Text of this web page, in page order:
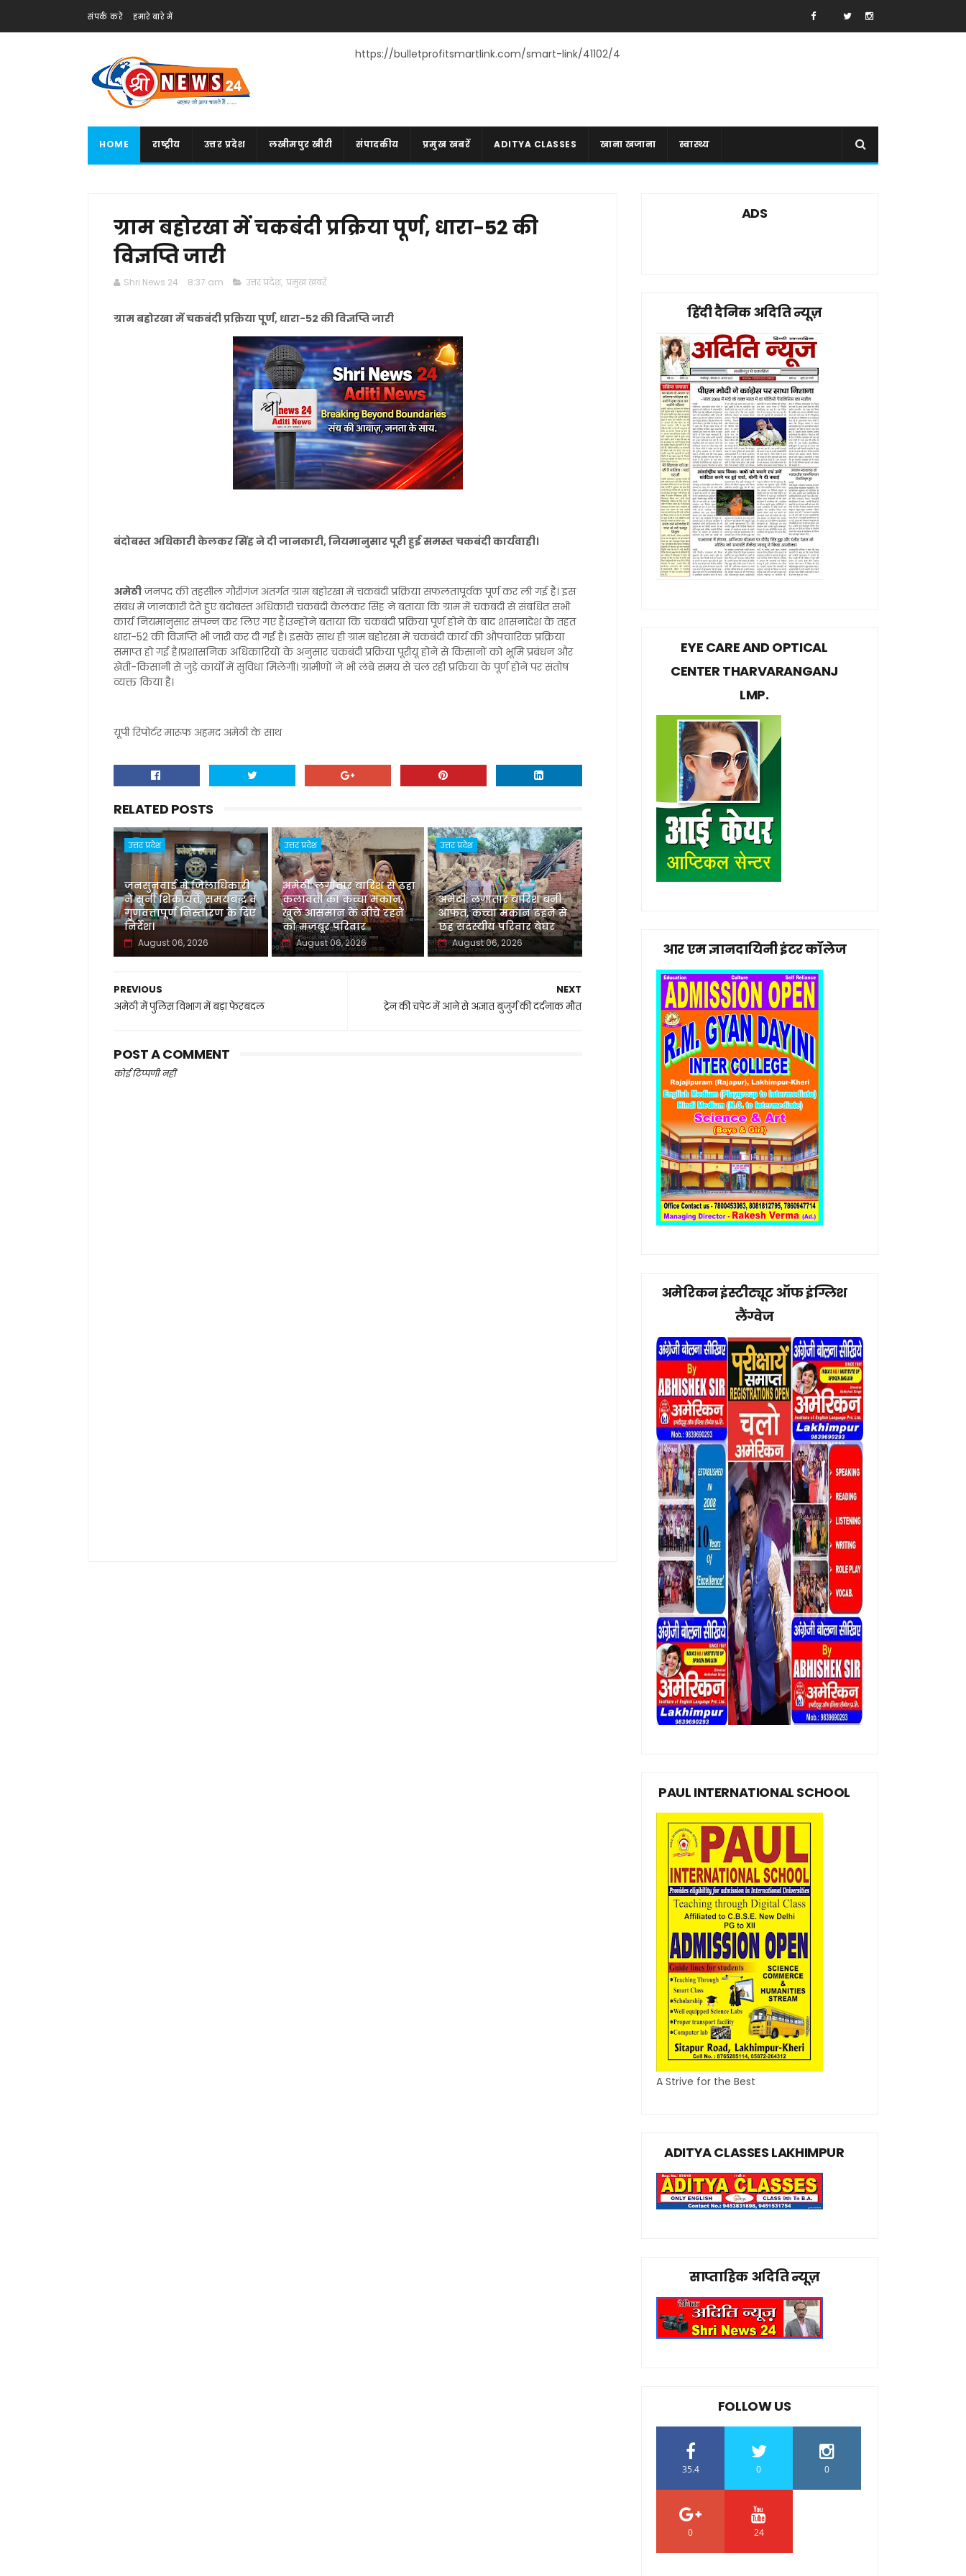
संपर्क करें हमारे बारे में
https://bulletprofitsmartlink.com/smart-link/41102/4
HOME राष्ट्रीय उत्तर प्रदेश लखीमपुर खीरी संपादकीय प्रमुख खबरें ADITYA CLASSES खाना खजाना स्वास्थ्य
ग्राम बहोरखा में चकबंदी प्रक्रिया पूर्ण, धारा-52 की
विज्ञप्ति जारी
Shri News 24 8:37 am उत्तर प्रदेश, प्रमुख खबरें
ग्राम बहोरखा में चकबंदी प्रक्रिया पूर्ण, धारा-52 की विज्ञप्ति जारी
बंदोबस्त अधिकारी केलकर सिंह ने दी जानकारी, नियमानुसार पूरी हुई समस्त चकबंदी कार्यवाही।
अमेठीजनपद की तहसील गौरीगंज अंतर्गत ग्राम बहोरखा में चकबंदी प्रक्रिया सफलतापूर्वक पूर्ण कर ली गई है। इस
संबंध में जानकारी देते हुए बंदोबस्त अधिकारी चकबंदी केलकर सिंह ने बताया कि ग्राम में चकबंदी से संबंधित सभी
कार्य नियमानुसार संपन्न कर लिए गए हैं।उन्होंने बताया कि चकबंदी प्रक्रिया पूर्ण होने के बाद शासनादेश के तहत
धारा-52 की विज्ञप्ति भी जारी कर दी गई है। इसके साथ ही ग्राम बहोरखा में चकबंदी कार्य की औपचारिक प्रक्रिया
समाप्त हो गई है।प्रशासनिक अधिकारियों के अनुसार चकबंदी प्रक्रिया पूरीयू होने से किसानों को भूमि प्रबंधन और
खेती-किसानी से जुड़े कार्यों में सुविधा मिलेगी। ग्रामीणों ने भी लंबे समय से चल रही प्रक्रिया के पूर्ण होने पर संतोष
व्यक्त किया है।
यूपी रिपोर्टर मारूफ अहमद अमेठी के साथ
RELATED POSTS
उत्तर प्रदेश
जनसुनवाई में जिलाधिकारी
ने सुनीं शिकायतें, समयबद्ध व
गुणवत्तापूर्ण निस्तारण के दिए
निर्देश।
August 06, 2026
उत्तर प्रदेश
अमेठी: लगातार बारिश से ढहा
कलावती का कच्चा मकान,
खुले आसमान के नीचे रहने
को मजबूर परिवार
August 06, 2026
उत्तर प्रदेश
अमेठी: लगातार बारिश बनी
आफत, कच्चा मकान ढहने से
छह सदस्यीय परिवार बेघर
August 06, 2026
NEXT
ट्रेन की चपेट में आने से अज्ञात बुजुर्ग की दर्दनाक मौत
PREVIOUS
अमेठी में पुलिस विभाग में बड़ा फेरबदल
POST A COMMENT
कोई टिप्पणी नहीं
ADS
हिंदी दैनिक अदिति न्यूज़
EYE CARE AND OPTICAL
CENTER THARVARANGANJ
LMP.
आर एम ज्ञानदायिनी इंटर कॉलेज
अमेरिकन इंस्टीट्यूट ऑफ इंग्लिश
लैंग्वेज
PAUL INTERNATIONAL SCHOOL
A Strive for the Best
ADITYA CLASSES LAKHIMPUR
साप्ताहिक अदिति न्यूज़
FOLLOW US
35.4 0 0
0 24